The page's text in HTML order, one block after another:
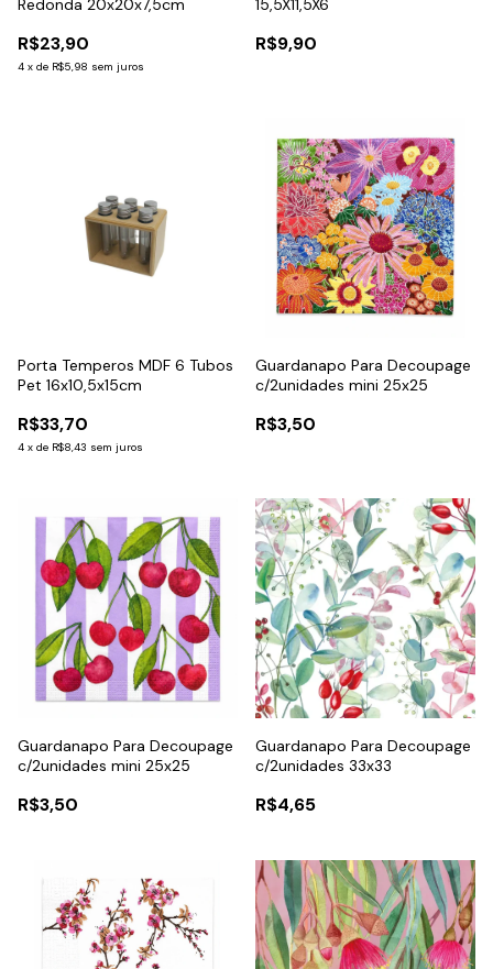
Redonda 20x20x7,5cm
R$23,90
4 x de R$5,98 sem juros
15,5X11,5X6
R$9,90
Porta Temperos MDF 6 Tubos
Pet 16x10,5x15cm
R$33,70
4 x de R$8,43 sem juros
Guardanapo Para Decoupage
c/2unidades mini 25x25
R$3,50
Guardanapo Para Decoupage
c/2unidades mini 25x25
R$3,50
Guardanapo Para Decoupage
c/2unidades 33x33
R$4,65